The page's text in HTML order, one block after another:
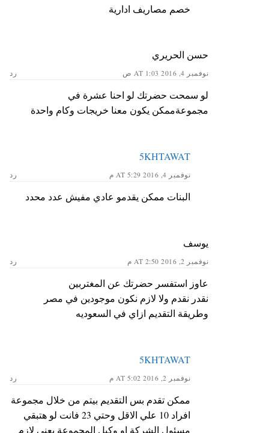
خصم مصاريف ادارية
حسن الحريري
نوفمبر 4, 2016 AT 1:03 ص رد
لو سمحت حضرتك لو احنا عشرة في
مجموعةممكن يكون معنا خريجات وكام واحدة
5KHTAWAT
نوفمبر 4, 2016 AT 5:29 م رد
البنات ممكن يقدمو عادي مفيش عدد محدد
يوسف
نوفمبر 2, 2016 AT 2:50 م رد
عاوز استفسر حضرتك عن المغتربين
نقدر نقدم ولا لازم نكون موجودين في مصر
وطريقة التقديم ازاي في السعوديه
5KHTAWAT
نوفمبر 2, 2016 AT 5:02 م رد
ممكن تقدم بس التقديم بيتم من خلال مجموعة
افراد 10 علي الاقل وحتي 23 فانت لو هتبقي
مسئول الشركة او وكيل المجموعة يعني لازم